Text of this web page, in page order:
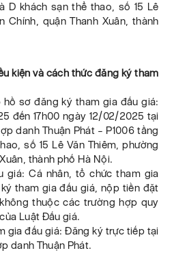
D khách sạn thể thao, số 15 Lê
Chính, quận Thanh Xuân, thành
kiện và cách thức đăng ký tham
sơ đăng ký tham gia đấu giá:
đến 17h00 ngày 12/02/2025 tại
danh Thuận Phát – P1006 tầng
số 15 Lê Văn Thiêm, phường
thành phố Hà Nội.
giá: Cá nhân, tổ chức tham gia
tham gia đấu giá, nộp tiền đặt
thuộc các trường hợp quy
Luật Đấu giá.
gia đấu giá: Đăng ký trực tiếp tại
danh Thuận Phát.